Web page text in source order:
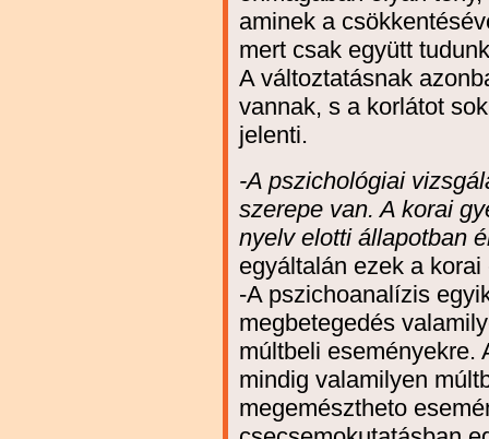
aminek a
mert csak együtt
A változtatásnak
vannak, s a korlátot
jelenti.
-A pszichológiai
szerepe van. A korai
nyelv elotti állapotban
egyáltalán ezek a korai
-A pszichoanalízis
megbetegedés
múltbeli eseményekre.
mindig valamilyen
megemésztheto